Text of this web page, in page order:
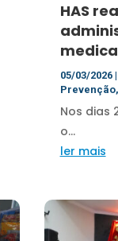
HAS
05/03/2026|
Prevenção,
Nos dias
o...
ler mais